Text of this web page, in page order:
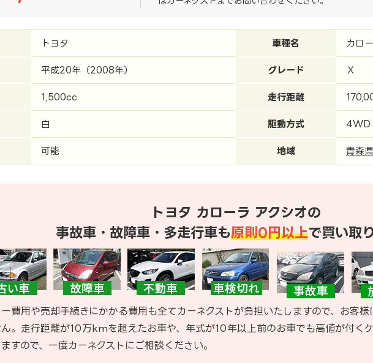
トヨタ 車種名 カロ
平成20年（2008年） グレード Ｘ
1,500cc 走行距離
白 駆動方式 4WD
可能 地域 青森県
トヨタ カローラ アクシオの
事故車・故障車・多走行車も原則0円以上で買い取
ー費用や売却手続きにかかる費用も全てカーネクストが負担いたしますので、お客
ん。走行距離が10万kmを超えたお車や、年式が10年以上前のお車でも高値が付く
すので、一度カーネクストにご相談ください。